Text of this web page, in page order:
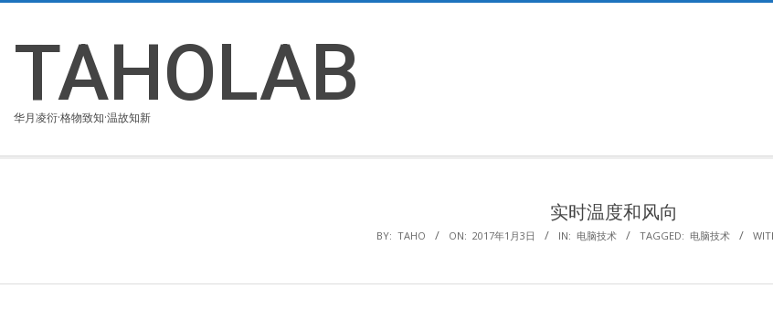
content
TAHOLAB
华月凌衍·格物致知·温故知新
实时温度和风向
BY: TAHO ON: 2017年1月3日 IN: 电脑技术 TAGGED: 电脑技术